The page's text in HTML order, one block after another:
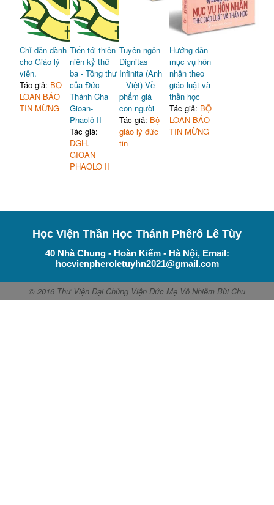
Chỉ dẫn dành
cho Giáo lý
viên.
Tác giả: BỘ
LOAN BÁO
TIN MỪNG
Tiến tới thiên
niên kỷ thứ
ba - Tông thư
của Đức
Thánh Cha
Gioan-
Phaolô II
Tác giả:
ĐGH.
GIOAN
PHAOLO II
Tuyên ngôn
Dignitas
Infinita (Anh
– Việt) Về
phẩm giá
con người
Tác giả: Bộ
giáo lý đức
tin
Hướng dẫn
mục vụ hôn
nhân theo
giáo luật và
thần học
Tác giả: BỘ
LOAN BÁO
TIN MỪNG
Học Viện Thần Học Thánh Phêrô Lê Tùy
40 Nhà Chung - Hoàn Kiếm - Hà Nội, Email:
hocvienpheroletuyhn2021@gmail.com
© 2016 Thư Viện Đại Chủng Viện Đức Mẹ Vô Nhiễm Bùi Chu